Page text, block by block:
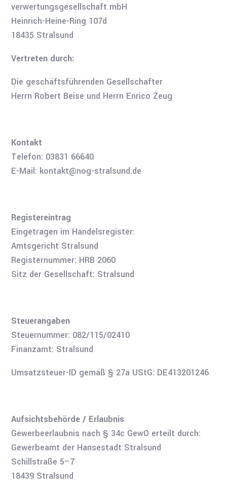
verwertungsgesellschaft mbH
Heinrich-Heine-Ring 107d
18435 Stralsund
Vertreten durch:
Die geschäftsführenden Gesellschafter
Herrn Robert Beise und Herrn Enrico Zeug
Kontakt
Telefon: 03831 66640
E-Mail: kontakt@nog-stralsund.de
Registereintrag
Eingetragen im Handelsregister:
Amtsgericht Stralsund
Registernummer: HRB 2060
Sitz der Gesellschaft: Stralsund
Steuerangaben
Steuernummer: 082/115/02410
Finanzamt: Stralsund
Umsatzsteuer-ID gemäß § 27a UStG: DE413201246
Aufsichtsbehörde / Erlaubnis
Gewerbeerlaubnis nach § 34c GewO erteilt durch:
Gewerbeamt der Hansestadt Stralsund
Schillstraße 5–7
18439 Stralsund